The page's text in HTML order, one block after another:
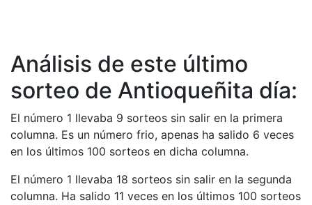
Análisis de este último
sorteo de Antioqueñita día:
El número 1 llevaba 9 sorteos sin salir en la primera
columna. Es un número frio, apenas ha salido 6 veces
en los últimos 100 sorteos en dicha columna.
El número 1 llevaba 18 sorteos sin salir en la segunda
columna. Ha salido 11 veces en los últimos 100 sorteos